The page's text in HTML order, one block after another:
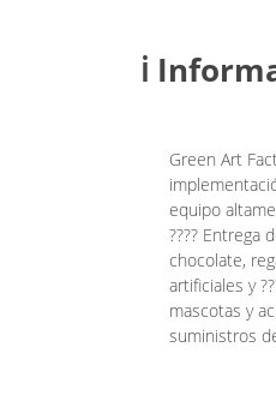
ℹ️
Green Art
equipo
???? Entrega
chocolate,
artificiales y
mascotas y
suministros